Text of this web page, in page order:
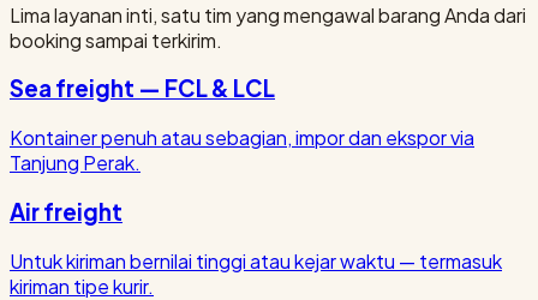
Lima layanan inti, satu tim yang mengawal barang Anda dari
booking sampai terkirim.
Sea freight — FCL & LCL
Kontainer penuh atau sebagian, impor dan ekspor via
Tanjung Perak.
Air freight
Untuk kiriman bernilai tinggi atau kejar waktu — termasuk
kiriman tipe kurir.